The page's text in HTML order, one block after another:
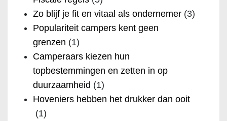
Zo blijf je fit en vitaal als ondernemer (3)
Populariteit campers kent geen
grenzen (1)
Camperaars kiezen hun
topbestemmingen en zetten in op
duurzaamheid (1)
Hoveniers hebben het drukker dan ooit
(1)